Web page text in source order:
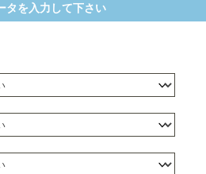
タを入力して下さい